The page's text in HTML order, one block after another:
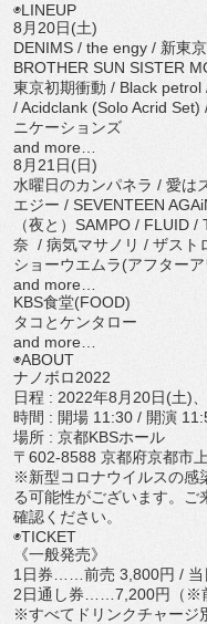
◉LINEUP
8月20日(土)
DENIMS / the engy / 新東
BROTHER SUN SISTER
東京初期衝動 / Black
/ Acidclank (Solo Acrid Set)
ニケーションズ
and more…
8月21日(日)
水曜日のカンパネラ / 愛は
エジー / SEVENTEEN
（夜と）SAMPO / FLUID
奈 / 病気マサノリ / ザスト
ショーウエムラ(アフター
and more…
KBS食堂(FOOD)
タコとケンタロー
and more…
◉ABOUT
ナノボロ2022
日程 : 2022年8月20日(土)
時間 : 開場 11:30 / 開演
場所 : 京都KBSホール
〒602-8588 京都府京都市
※新型コロナウイルスの感
る可能性がございます。ご
確認ください。
◉TICKET
《一般発売》
1日券……前売 3,800円 / 当
2日通し券……7,200円（※
※すべてドリンクチャージ